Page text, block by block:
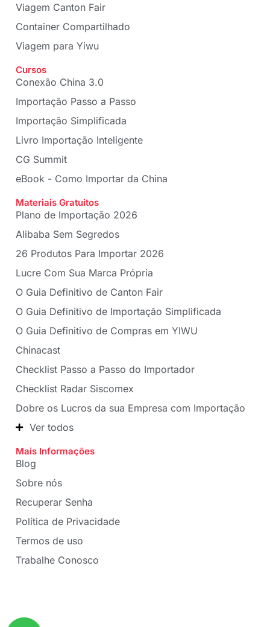
Viagem Canton Fair
Container Compartilhado
Viagem para Yiwu
Cursos
Conexão China 3.0
Importação Passo a Passo
Importação Simplificada
Livro Importação Inteligente
CG Summit
eBook - Como Importar da China
Materiais Gratuitos
Plano de Importação 2026
Alibaba Sem Segredos
26 Produtos Para Importar 2026
Lucre Com Sua Marca Própria
O Guia Definitivo de Canton Fair
O Guia Definitivo de Importação Simplificada
O Guia Definitivo de Compras em YIWU
Chinacast
Checklist Passo a Passo do Importador
Checklist Radar Siscomex
Dobre os Lucros da sua Empresa com Importação
Ver todos
Mais Informações
Blog
Sobre nós
Recuperar Senha
Política de Privacidade
Termos de uso
Trabalhe Conosco